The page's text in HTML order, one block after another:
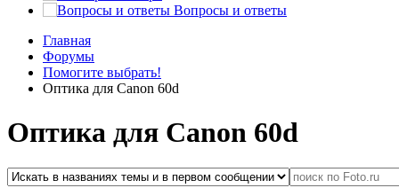
Вопросы и ответы
Главная
Форумы
Помогите выбрать!
Оптика для Canon 60d
Оптика для Canon 60d